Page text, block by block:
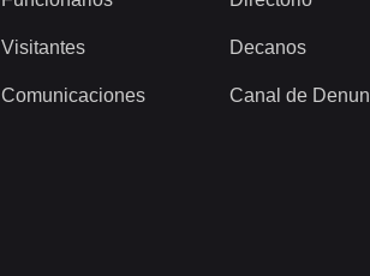
Visitantes
Comunicaciones
Decanos
Canal de